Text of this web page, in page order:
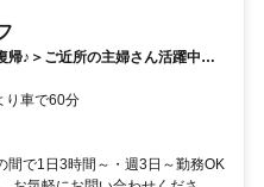
帰♪＞ご近所の主婦さん活躍中
要
り車で60分
で1日3時間～・週3日～勤務OK